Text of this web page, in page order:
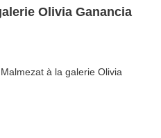
Olivia Ganancia